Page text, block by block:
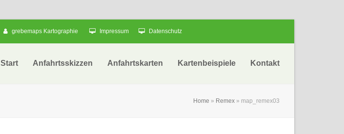
grebemaps Kartographie Impressum Datenschutz
Start Anfahrtsskizzen Anfahrtskarten Kartenbeispiele Kontakt
Home » Remex » map_remex03